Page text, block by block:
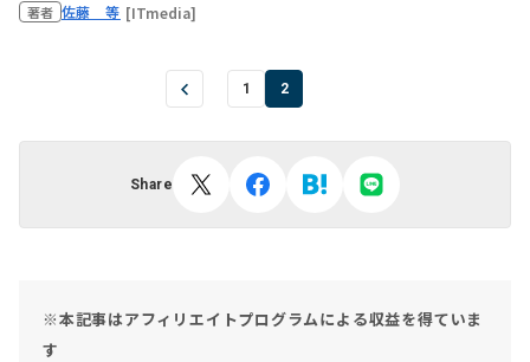
著者 佐藤 等 [ITmedia]
1 2
Share
※本記事はアフィリエイトプログラムによる収益を得ていま
す